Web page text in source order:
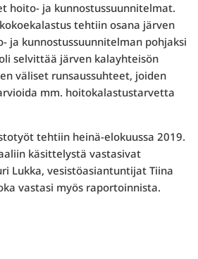
hoito- ja kunnostussuunnitelmat.
tehtiin osana järven
ja kunnostussuunnitelman pohjaksi
selvittää järven kalayhteisön
väliset runsaussuhteet, joiden
mm. hoitokalastustarvetta
tehtiin heinä-elokuussa 2019.
käsittelystä vastasivat
Lukka, vesistöasiantuntijat Tiina
vastasi myös raportoinnista.